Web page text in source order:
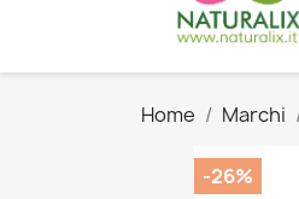
Home Marchi
-26%